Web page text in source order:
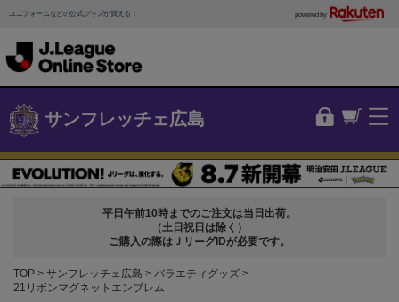
ユニフォームなどの公式グッズが買える！ powered by
サンフレッチェ広島
平日午前10時までのご注文は当日出荷。
（土日祝日は除く）
ご購入の際はＪリーグIDが必要です。
TOP サンフレッチェ広島
バラエティグッズ
21リボンマグネットエンブレム